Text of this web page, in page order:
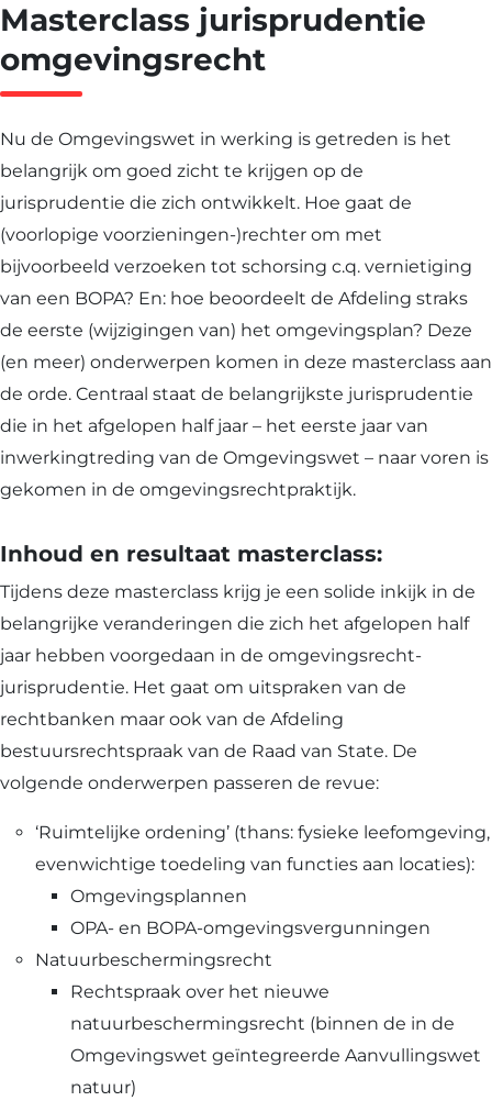
Masterclass jurisprudentie
omgevingsrecht
Nu de Omgevingswet in werking is getreden is het
belangrijk om goed zicht te krijgen op de
jurisprudentie die zich ontwikkelt. Hoe gaat de
(voorlopige voorzieningen-)rechter om met
bijvoorbeeld verzoeken tot schorsing c.q. vernietiging
van een BOPA? En: hoe beoordeelt de Afdeling straks
de eerste (wijzigingen van) het omgevingsplan? Deze
(en meer) onderwerpen komen in deze masterclass aan
de orde. Centraal staat de belangrijkste jurisprudentie
die in het afgelopen half jaar – het eerste jaar van
inwerkingtreding van de Omgevingswet – naar voren is
gekomen in de omgevingsrechtpraktijk.
Inhoud en resultaat masterclass:
Tijdens deze masterclass krijg je een solide inkijk in de
belangrijke veranderingen die zich het afgelopen half
jaar hebben voorgedaan in de omgevingsrecht-
jurisprudentie. Het gaat om uitspraken van de
rechtbanken maar ook van de Afdeling
bestuursrechtspraak van de Raad van State. De
volgende onderwerpen passeren de revue:
‘Ruimtelijke ordening’ (thans: fysieke leefomgeving,
evenwichtige toedeling van functies aan locaties):
Omgevingsplannen
OPA- en BOPA-omgevingsvergunningen
Natuurbeschermingsrecht
Rechtspraak over het nieuwe
natuurbeschermingsrecht (binnen de in de
Omgevingswet geïntegreerde Aanvullingswet
natuur)